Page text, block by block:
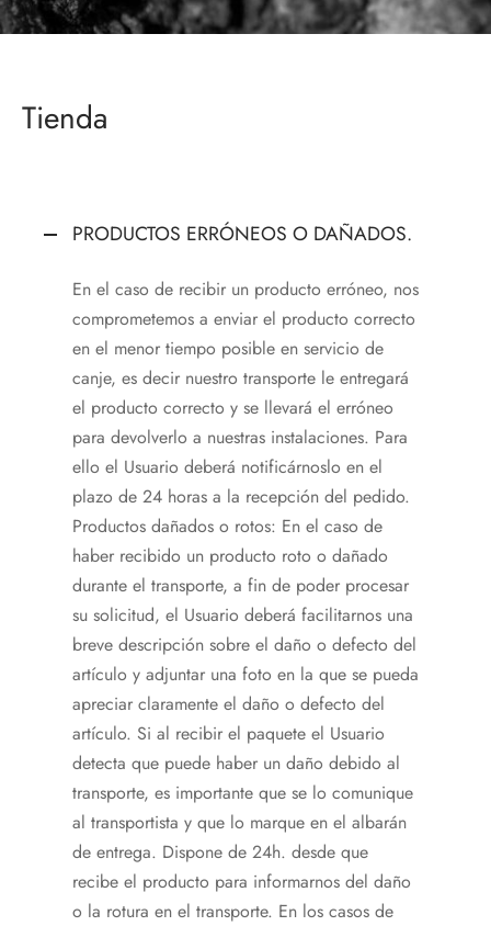
Tienda
PRODUCTOS ERRÓNEOS O DAÑADOS.
En el caso de recibir un producto erróneo, nos
comprometemos a enviar el producto correcto
en el menor tiempo posible en servicio de
canje, es decir nuestro transporte le entregará
el producto correcto y se llevará el erróneo
para devolverlo a nuestras instalaciones. Para
ello el Usuario deberá notificárnoslo en el
plazo de 24 horas a la recepción del pedido.
Productos dañados o rotos: En el caso de
haber recibido un producto roto o dañado
durante el transporte, a fin de poder procesar
su solicitud, el Usuario deberá facilitarnos una
breve descripción sobre el daño o defecto del
artículo y adjuntar una foto en la que se pueda
apreciar claramente el daño o defecto del
artículo. Si al recibir el paquete el Usuario
detecta que puede haber un daño debido al
transporte, es importante que se lo comunique
al transportista y que lo marque en el albarán
de entrega. Dispone de 24h. desde que
recibe el producto para informarnos del daño
o la rotura en el transporte. En los casos de
Nature Premium